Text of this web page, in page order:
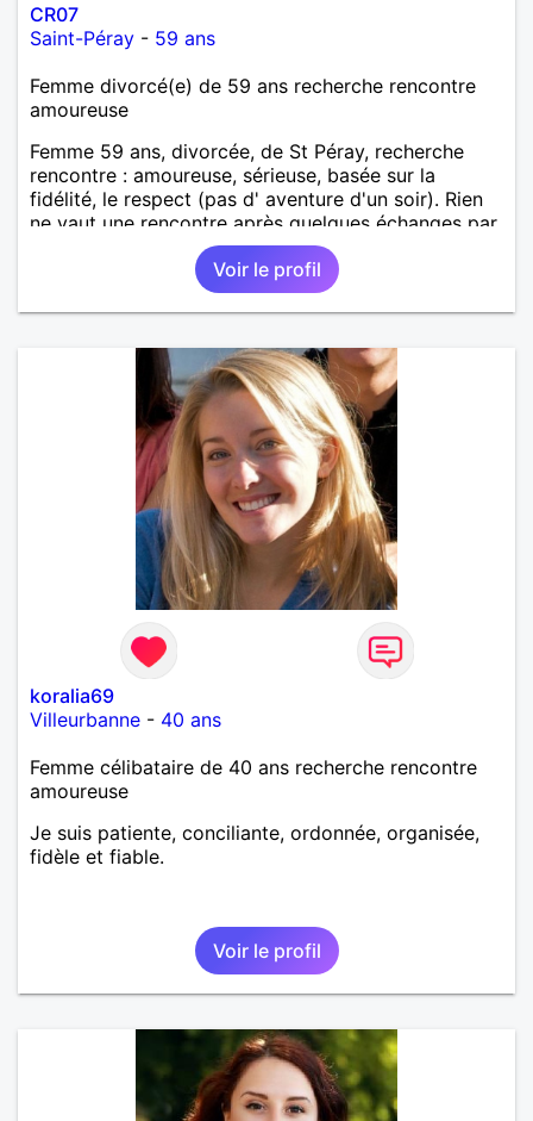
CR07
Saint-Péray - 59 ans
Femme divorcé(e) de 59 ans recherche rencontre
amoureuse
Femme 59 ans, divorcée, de St Péray, recherche
rencontre : amoureuse, sérieuse, basée sur la
fidélité, le respect (pas d' aventure d'un soir). Rien
ne vaut une rencontre après quelques échanges par
messages pour savoir si il y a un feeling entre les
deux et le désir de se revoir. Au plaisir de se
Voir le profil
koralia69
Villeurbanne - 40 ans
Femme célibataire de 40 ans recherche rencontre
amoureuse
Je suis patiente, conciliante, ordonnée, organisée,
fidèle et fiable.
Voir le profil